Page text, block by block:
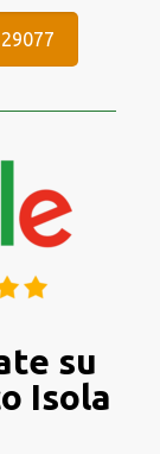
su
Isola